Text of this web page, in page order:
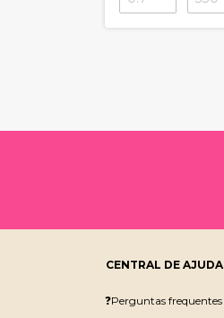
CENTRAL DE AJUDA
❓Perguntas frequentes